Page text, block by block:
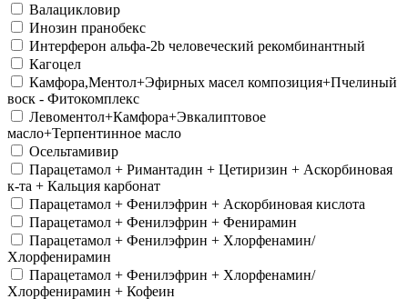
Валацикловир
Инозин пранобекс
Интерферон альфа-2b человеческий рекомбинантный
Кагоцел
Камфора,Ментол+Эфирных масел композиция+Пчелиный
воск - Фитокомплекс
Левоментол+Камфора+Эвкалиптовое
масло+Терпентинное масло
Осельтамивир
Парацетамол + Римантадин + Цетиризин + Аскорбиновая
к-та + Кальция карбонат
Парацетамол + Фенилэфрин + Аскорбиновая кислота
Парацетамол + Фенилэфрин + Фенирамин
Парацетамол + Фенилэфрин + Хлорфенамин/
Хлорфенирамин
Парацетамол + Фенилэфрин + Хлорфенамин/
Хлорфенирамин + Кофеин